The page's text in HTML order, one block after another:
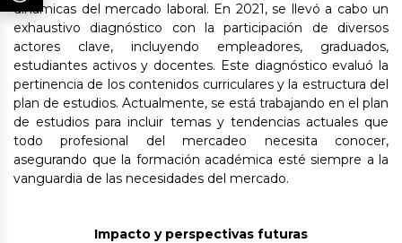
dinámicas del mercado laboral. En 2021, se llevó a cabo un
exhaustivo diagnóstico con la participación de diversos
actores clave, incluyendo empleadores, graduados,
estudiantes activos y docentes. Este diagnóstico evaluó la
pertinencia de los contenidos curriculares y la estructura del
plan de estudios. Actualmente, se está trabajando en el plan
de estudios para incluir temas y tendencias actuales que
todo profesional del mercadeo necesita conocer,
asegurando que la formación académica esté siempre a la
vanguardia de las necesidades del mercado.
Impacto y perspectivas futuras